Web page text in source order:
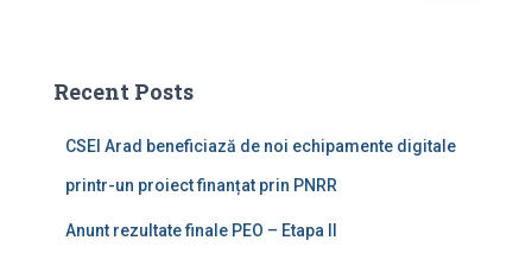
Recent Posts
CSEI Arad beneficiază de noi echipamente digitale
printr-un proiect finanțat prin PNRR
Anunt rezultate finale PEO – Etapa II